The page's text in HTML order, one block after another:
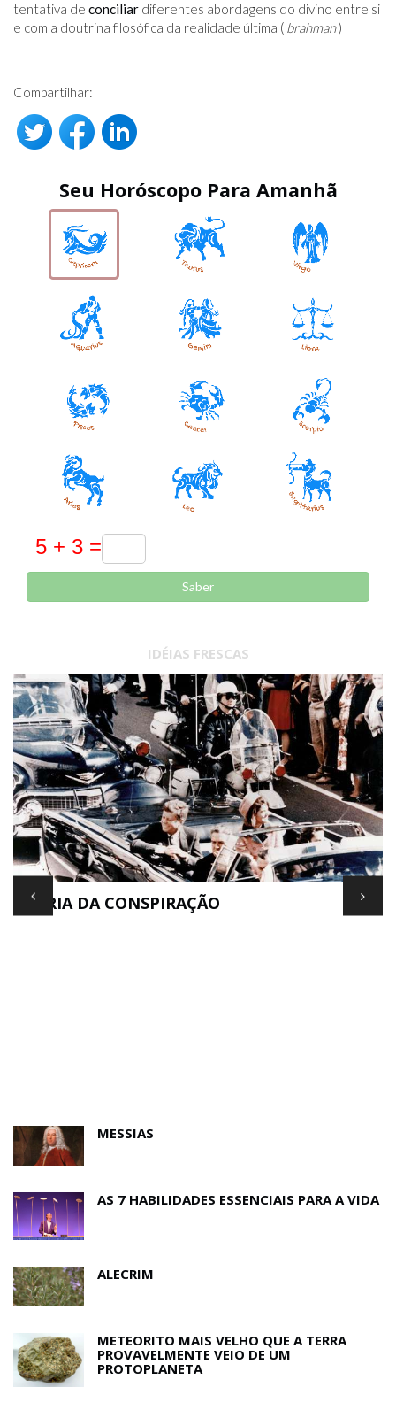
tentativa de conciliar diferentes abordagens do divino entre si
e com a doutrina filosófica da realidade última ( brahman)
Compartilhar:
Seu Horóscopo Para Amanhã
Saber
IDÉIAS FRESCAS
TEORIA DA CONSPIRAÇÃO
MESSIAS
AS 7 HABILIDADES ESSENCIAIS PARA A VIDA
ALECRIM
METEORITO MAIS VELHO QUE A TERRA
PROVAVELMENTE VEIO DE UM
PROTOPLANETA